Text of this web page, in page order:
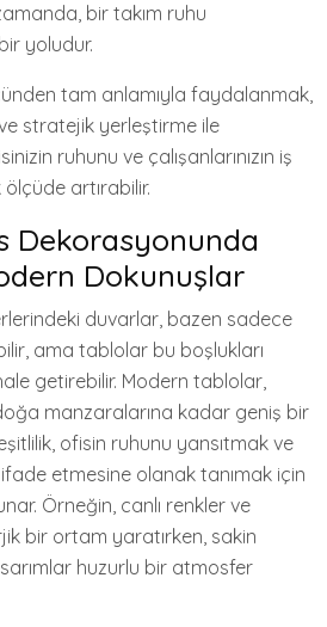
bir takım ruhu
yoludur.
tam anlamıyla faydalanmak,
stratejik yerleştirme ile
ruhunu ve çalışanlarınızın iş
artırabilir.
Dekorasyonunda
Dokunuşlar
duvarlar, bazen sadece
ama tablolar bu boşlukları
getirebilir. Modern tablolar,
manzaralarına kadar geniş bir
ofisin ruhunu yansıtmak ve
ifade etmesine olanak tanımak için
Örneğin, canlı renkler ve
bir ortam yaratırken, sakin
huzurlu bir atmosfer